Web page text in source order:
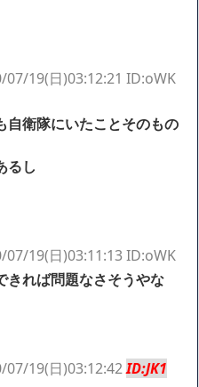
07/19(日)03:12:21 ID:oWK
自衛隊にいたことそのもの
るし
07/19(日)03:11:13 ID:oWK
きれば問題なさそうやな
07/19(日)03:12:42ID:JK1